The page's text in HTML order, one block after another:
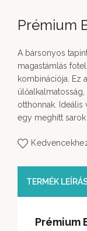
Prémium
A bársonyos
magastámlás
kombinációja. Ez
otthonnak. Ideális
egy meghitt
TERMÉK
Prémium